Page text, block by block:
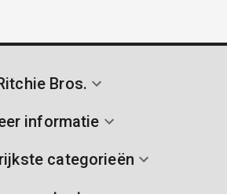
Bros.
informatie
categorieën